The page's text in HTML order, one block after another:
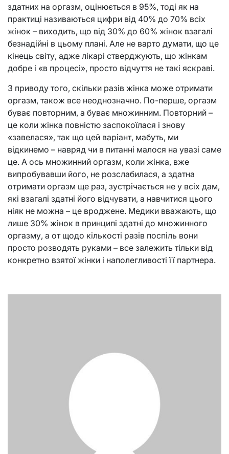
здатних на оргазм, оцінюється в 95%, тоді як на
практиці називаються цифри від 40% до 70% всіх
жінок – виходить, що від 30% до 60% жінок взагалі
безнадійні в цьому плані. Але не варто думати, що це
кінець світу, адже лікарі стверджують, що жінкам
добре і «в процесі», просто відчуття не такі яскраві.
З приводу того, скільки разів жінка може отримати
оргазм, також все неоднозначно. По-перше, оргазм
буває повторним, а буває множинним. Повторний –
це коли жінка повністю заспокоїлася і знову
«завелася», так що цей варіант, мабуть, ми
відкинемо – навряд чи в питанні малося на увазі саме
це. А ось множинний оргазм, коли жінка, вже
випробувавши його, не розслабилася, а здатна
отримати оргазм ще раз, зустрічається не у всіх дам,
які взагалі здатні його відчувати, а навчитися цього
ніяк не можна – це вроджене. Медики вважають, що
лише 30% жінок в принципі здатні до множинного
оргазму, а от щодо кількості разів поспіль вони
просто розводять руками – все залежить тільки від
конкретно взятої жінки і наполегливості її партнера.